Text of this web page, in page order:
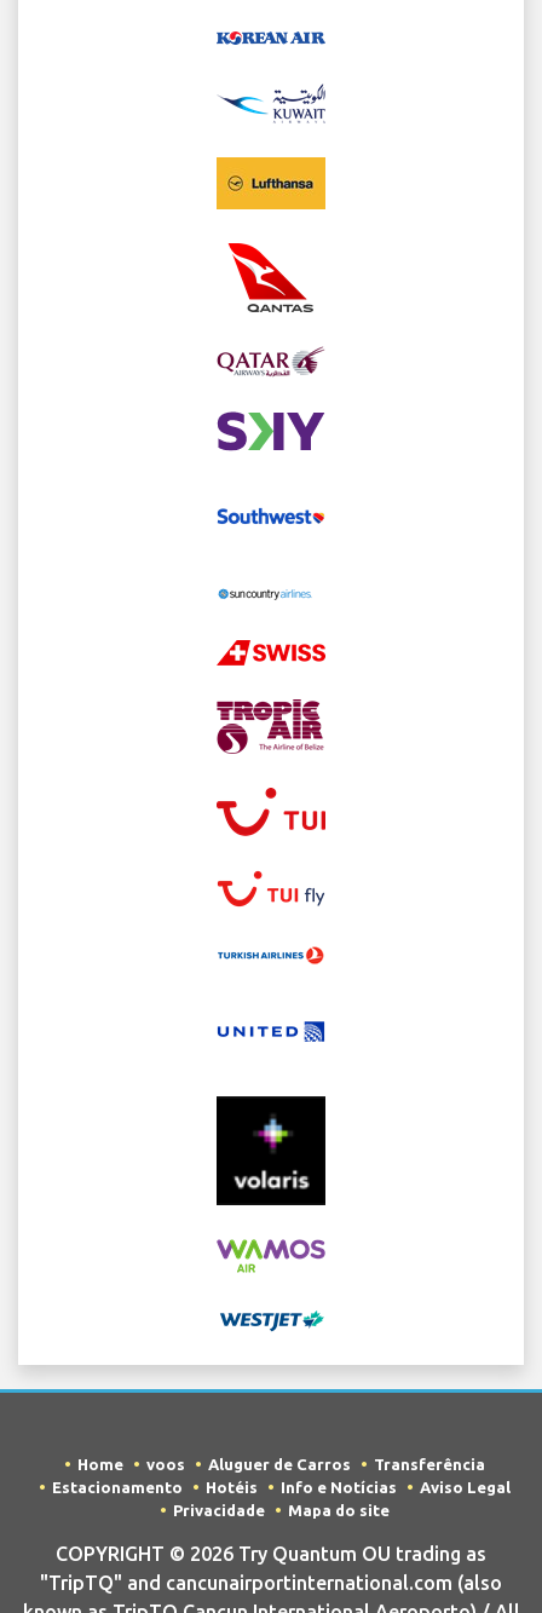
Home voos Aluguer de Carros
Transferência
Estacionamento
Hotéis Info e Notícias
Aviso Legal
Privacidade
Mapa do site
COPYRIGHT © 2026 Try Quantum OU trading as
"TripTQ" and cancunairportinternational.com (also